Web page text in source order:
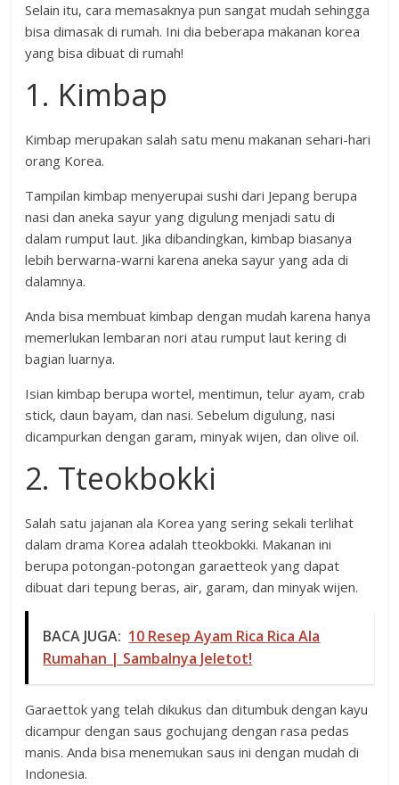
Selain itu, cara memasaknya pun sangat mudah sehingga
bisa dimasak di rumah. Ini dia beberapa makanan korea
yang bisa dibuat di rumah!
1. Kimbap
Kimbap merupakan salah satu menu makanan sehari-hari
orang Korea.
Tampilan kimbap menyerupai sushi dari Jepang berupa
nasi dan aneka sayur yang digulung menjadi satu di
dalam rumput laut. Jika dibandingkan, kimbap biasanya
lebih berwarna-warni karena aneka sayur yang ada di
dalamnya.
Anda bisa membuat kimbap dengan mudah karena hanya
memerlukan lembaran nori atau rumput laut kering di
bagian luarnya.
Isian kimbap berupa wortel, mentimun, telur ayam, crab
stick, daun bayam, dan nasi. Sebelum digulung, nasi
dicampurkan dengan garam, minyak wijen, dan olive oil.
2. Tteokbokki
Salah satu jajanan ala Korea yang sering sekali terlihat
dalam drama Korea adalah tteokbokki. Makanan ini
berupa potongan-potongan garaetteok yang dapat
dibuat dari tepung beras, air, garam, dan minyak wijen.
BACA JUGA: 10 Resep Ayam Rica Rica Ala
Rumahan | Sambalnya Jeletot!
Garaettok yang telah dikukus dan ditumbuk dengan kayu
dicampur dengan saus gochujang dengan rasa pedas
manis. Anda bisa menemukan saus ini dengan mudah di
Indonesia.